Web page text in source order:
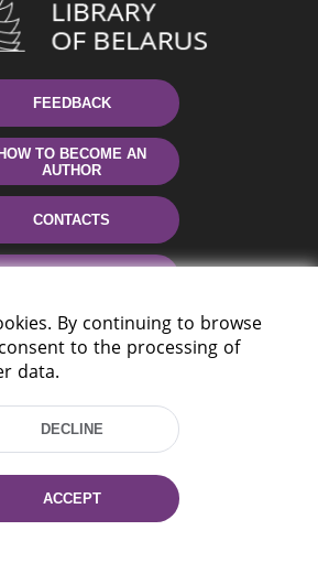
FEEDBACK
HOW TO BECOME AN
AUTHOR
CONTACTS
Ave. 116, Minsk,
By continuing to browse
to the processing of
data.
DECLINE
ACCEPT